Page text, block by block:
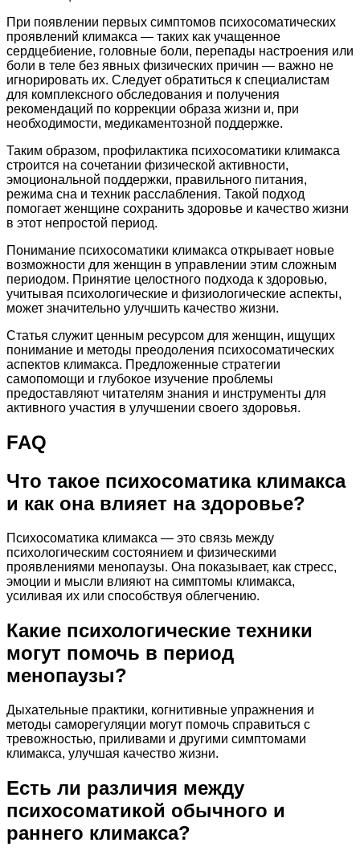
При появлении первых симптомов психосоматических
проявлений климакса — таких как учащенное
сердцебиение, головные боли, перепады настроения или
боли в теле без явных физических причин — важно не
игнорировать их. Следует обратиться к специалистам
для комплексного обследования и получения
рекомендаций по коррекции образа жизни и, при
необходимости, медикаментозной поддержке.
Таким образом, профилактика психосоматики климакса
строится на сочетании физической активности,
эмоциональной поддержки, правильного питания,
режима сна и техник расслабления. Такой подход
помогает женщине сохранить здоровье и качество жизни
в этот непростой период.
Понимание психосоматики климакса открывает новые
возможности для женщин в управлении этим сложным
периодом. Принятие целостного подхода к здоровью,
учитывая психологические и физиологические аспекты,
может значительно улучшить качество жизни.
Статья служит ценным ресурсом для женщин, ищущих
понимание и методы преодоления психосоматических
аспектов климакса. Предложенные стратегии
самопомощи и глубокое изучение проблемы
предоставляют читателям знания и инструменты для
активного участия в улучшении своего здоровья.
FAQ
Что такое психосоматика климакса
и как она влияет на здоровье?
Психосоматика климакса — это связь между
психологическим состоянием и физическими
проявлениями менопаузы. Она показывает, как стресс,
эмоции и мысли влияют на симптомы климакса,
усиливая их или способствуя облегчению.
Какие психологические техники
могут помочь в период
менопаузы?
Дыхательные практики, когнитивные упражнения и
методы саморегуляции могут помочь справиться с
тревожностью, приливами и другими симптомами
климакса, улучшая качество жизни.
Есть ли различия между
психосоматикой обычного и
раннего климакса?